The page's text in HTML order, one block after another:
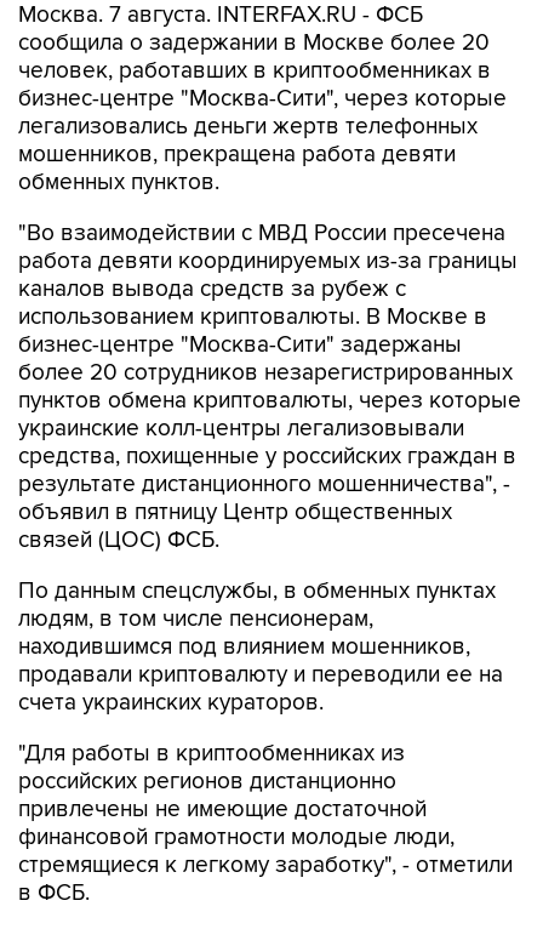
Москва. 7 августа. INTERFAX.RU - ФСБ
сообщила о задержании в Москве более 20
человек, работавших в криптообменниках в
бизнес-центре "Москва-Сити", через которые
легализовались деньги жертв телефонных
мошенников, прекращена работа девяти
обменных пунктов.
"Во взаимодействии с МВД России пресечена
работа девяти координируемых из-за границы
каналов вывода средств за рубеж с
использованием криптовалюты. В Москве в
бизнес-центре "Москва-Сити" задержаны
более 20 сотрудников незарегистрированных
пунктов обмена криптовалюты, через которые
украинские колл-центры легализовывали
средства, похищенные у российских граждан в
результате дистанционного мошенничества", -
объявил в пятницу Центр общественных
связей (ЦОС) ФСБ.
По данным спецслужбы, в обменных пунктах
людям, в том числе пенсионерам,
находившимся под влиянием мошенников,
продавали криптовалюту и переводили ее на
счета украинских кураторов.
"Для работы в криптообменниках из
российских регионов дистанционно
привлечены не имеющие достаточной
финансовой грамотности молодые люди,
стремящиеся к легкому заработку", - отметили
в ФСБ.